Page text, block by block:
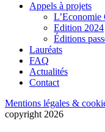
Appels à projets
L’Economie
Edition 2024
Éditions
Lauréats
FAQ
Actualités
Contact
Mentions légales &
copyright 2026